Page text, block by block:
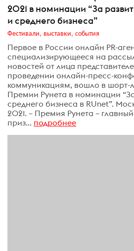
2021 в номинации “За
и среднего бизнеса”
Фестивали, выставки, события
Первое в России онлайн PR-
специализирующееся на
новостей от лица
проведении онлайн-пресс-
коммуникациям, вошло в шорт-
Премии Рунета в номинации
среднего бизнеса в RUnet”.
2021. – Премия Рунета –
приз... подробнее